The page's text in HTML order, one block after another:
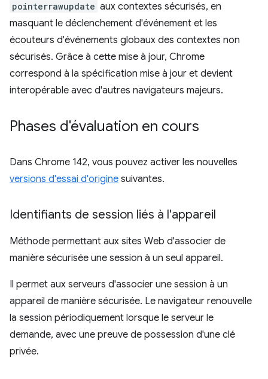
pointerrawupdate aux contextes sécurisés, en
masquant le déclenchement d'événement et les
écouteurs d'événements globaux des contextes non
sécurisés. Grâce à cette mise à jour, Chrome
correspond à la spécification mise à jour et devient
interopérable avec d'autres navigateurs majeurs.
Phases d'évaluation en cours
Dans Chrome 142, vous pouvez activer les nouvelles
versions d'essai d'origine suivantes.
Identifiants de session liés à l'appareil
Méthode permettant aux sites Web d'associer de
manière sécurisée une session à un seul appareil.
Il permet aux serveurs d'associer une session à un
appareil de manière sécurisée. Le navigateur renouvelle
la session périodiquement lorsque le serveur le
demande, avec une preuve de possession d'une clé
privée.